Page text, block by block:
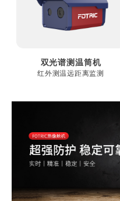
双光谱测温筒机
红外测温远距离监测